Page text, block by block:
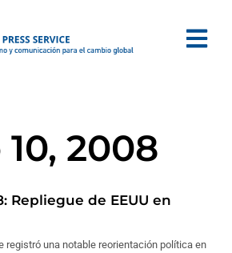
2008
Repliegue de EEUU en
registró una notable reorientación política en